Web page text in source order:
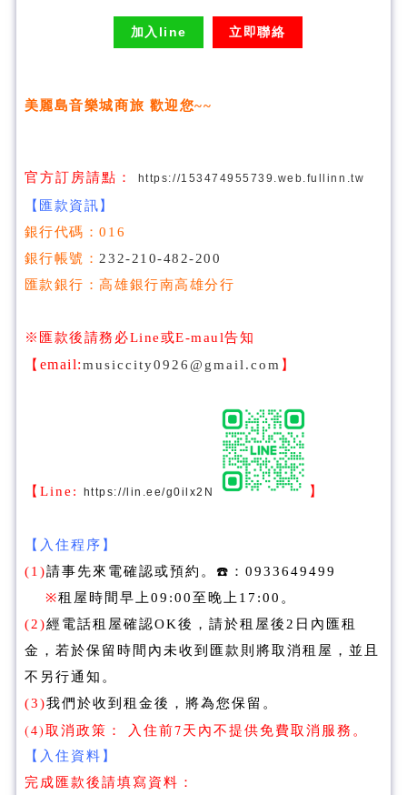
加入line 立即聯絡
美麗島音樂城商旅 歡迎您~~
官方訂房請點： https://153474955739.web.fullinn.tw
【匯款資訊】
銀行代碼：016
銀行帳號：232-210-482-200
匯款銀行：高雄銀行南高雄分行
※匯款後請務必Line或E-maul告知
【 email:musiccity0926@gmail.com 】
【Line: https://lin.ee/g0ilx2N 】
【入住程序】
(1)請事先來電確認或預約。☎️：0933649499
※租屋時間早上09:00至晚上17:00。
(2)經電話租屋確認OK後，請於租屋後2日內匯租
金，若於保留時間內未收到匯款則將取消租屋，並且
不另行通知。
(3)我們於收到租金後，將為您保留。
(4)取消政策： 入住前7天內不提供免費取消服務。
【入住資料】
完成匯款後請填寫資料：